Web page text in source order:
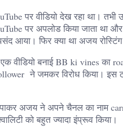
पर वीडियो देख रहा था।
पर अपलोड किया जाता
आया। फिर क्या था अजय रोस्टिंग
वीडियो बनाई BB ki vines का
ने जमकर विरोध किया। इस
अजय ने अपने चैनल का नाम
को बहुत ज्यादा इंप्रूव किया।